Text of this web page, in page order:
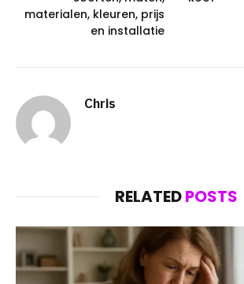
materialen, kleuren, prijs
en installatie
Chris
RELATEDPOSTS